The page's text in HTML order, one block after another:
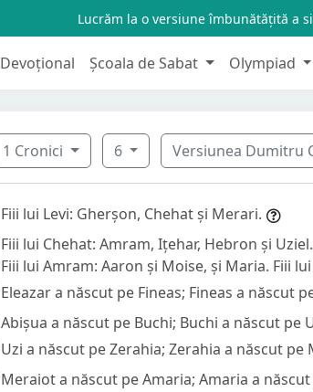
Lucrăm la o versiune îmbunătățită a
Devoțional Școala de Sabat Olympiad
1 Cronici 6 Versiunea Dumitru
Fiii lui Levi: Gherșon, Chehat și Merari.
Fiii lui Chehat: Amram, Ițehar, Hebron și Uziel.
Fiii lui Amram: Aaron și Moise, și Maria. Fiii
Eleazar a născut pe Fineas; Fineas a născut
Abișua a născut pe Buchi; Buchi a născut pe
Uzi a născut pe Zerahia; Zerahia a născut pe
Meraiot a născut pe Amaria; Amaria a